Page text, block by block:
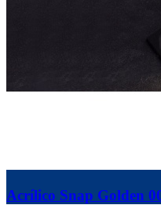
Acrílico Snap Golden